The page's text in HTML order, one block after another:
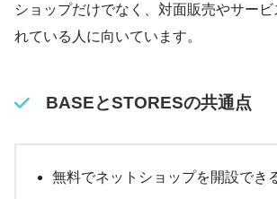
ショップだけでなく、対面販売やサー
れている人に向いています。
BASEとSTORESの共通点
無料でネットショップを開設でき